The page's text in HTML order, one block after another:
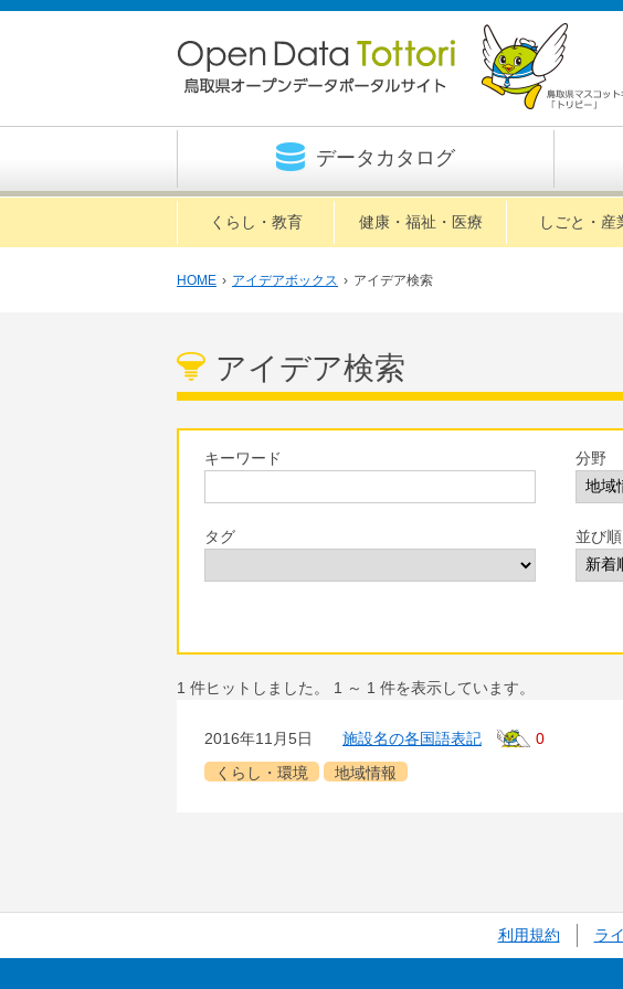
データカタログ
くらし・教育 健康・福祉・医療 しごと・産
HOME › アイデアボックス › アイデア検索
アイデア検索
キーワード 分野
タグ 並び順
1 件ヒットしました。 1 ～ 1 件を表示しています。
2016年11月5日 施設名の各国語表記
0
くらし・環境
地域情報
利用規約 ラ